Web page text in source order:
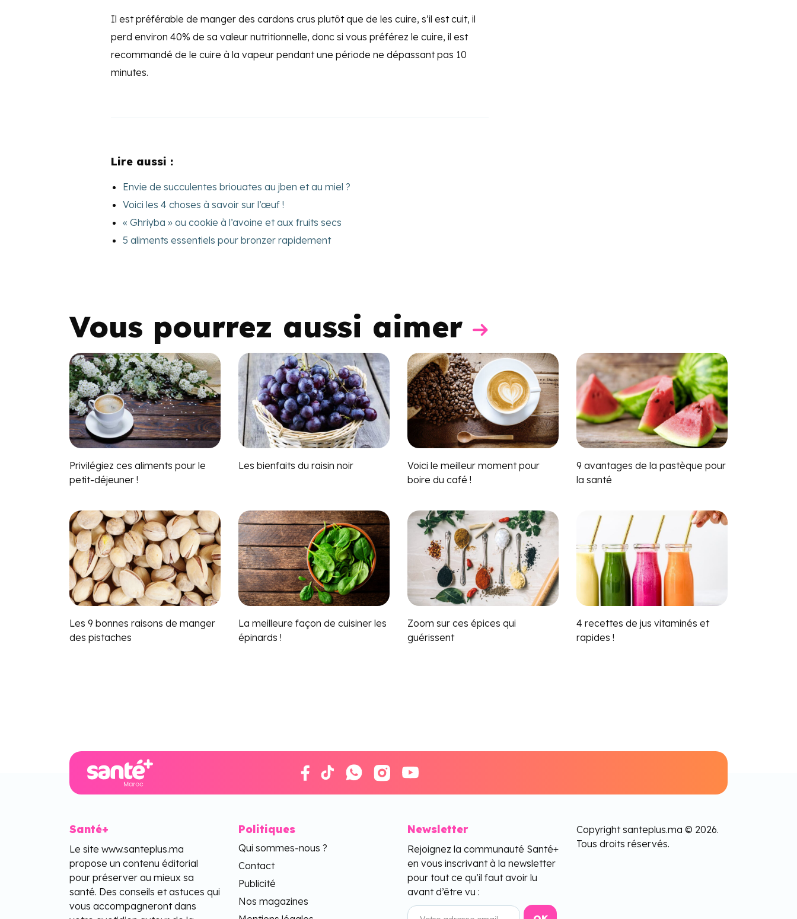
Il est préférable de manger des cardons crus plutôt que de les cuire, s’il est cuit, il
perd environ 40% de sa valeur nutritionnelle, donc si vous préférez le cuire, il est
recommandé de le cuire à la vapeur pendant une période ne dépassant pas 10
minutes.
Lire aussi :
Envie de succulentes briouates au jben et au miel ?
Voici les 4 choses à savoir sur l’œuf !
« Ghriyba » ou cookie à l’avoine et aux fruits secs
5 aliments essentiels pour bronzer rapidement
Vous pourrez aussi aimer
Privilégiez ces aliments pour le
petit-déjeuner !
Les bienfaits du raisin noir
Voici le meilleur moment pour
boire du café !
9 avantages de la pastèque pour
la santé
Les 9 bonnes raisons de manger
des pistaches
La meilleure façon de cuisiner les
épinards !
Zoom sur ces épices qui
guérissent
4 recettes de jus vitaminés et
rapides !
Santé+
Le site www.santeplus.ma
propose un contenu éditorial
pour préserver au mieux sa
santé. Des conseils et astuces qui
vous accompagneront dans
Politiques
Qui sommes-nous ?
Contact
Publicité
Nos magazines
Newsletter
Rejoignez la communauté Santé+
en vous inscrivant à la newsletter
pour tout ce qu’il faut avoir lu
avant d’être vu :
Copyright santeplus.ma © 2026.
Tous droits réservés.